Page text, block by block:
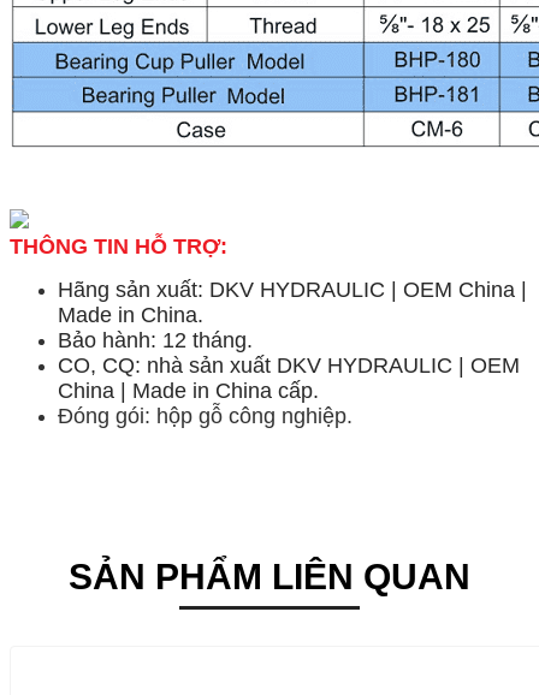
THÔNG TIN HỖ TRỢ:
Hãng sản xuất: DKV HYDRAULIC | OEM China |
Made in China.
Bảo hành: 12 tháng.
CO, CQ: nhà sản xuất DKV HYDRAULIC | OEM
China | Made in China cấp.
Đóng gói: hộp gỗ công nghiệp.
SẢN PHẨM LIÊN QUAN